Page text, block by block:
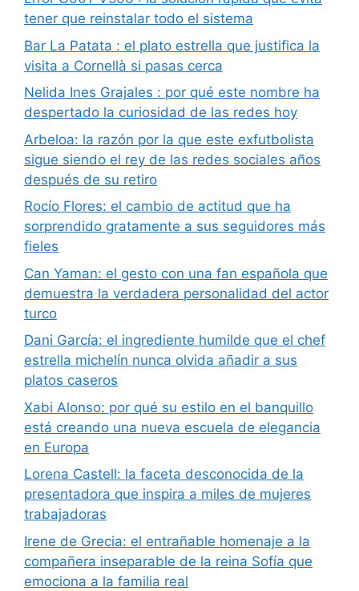
tener que reinstalar todo el sistema
Bar La Patata : el plato estrella que justifica la
visita a Cornellà si pasas cerca
Nelida Ines Grajales : por qué este nombre ha
despertado la curiosidad de las redes hoy
Arbeloa: la razón por la que este exfutbolista
sigue siendo el rey de las redes sociales años
después de su retiro
Rocío Flores: el cambio de actitud que ha
sorprendido gratamente a sus seguidores más
fieles
Can Yaman: el gesto con una fan española que
demuestra la verdadera personalidad del actor
turco
Dani García: el ingrediente humilde que el chef
estrella michelín nunca olvida añadir a sus
platos caseros
Xabi Alonso: por qué su estilo en el banquillo
está creando una nueva escuela de elegancia
en Europa
Lorena Castell: la faceta desconocida de la
presentadora que inspira a miles de mujeres
trabajadoras
Irene de Grecia: el entrañable homenaje a la
compañera inseparable de la reina Sofía que
emociona a la familia real